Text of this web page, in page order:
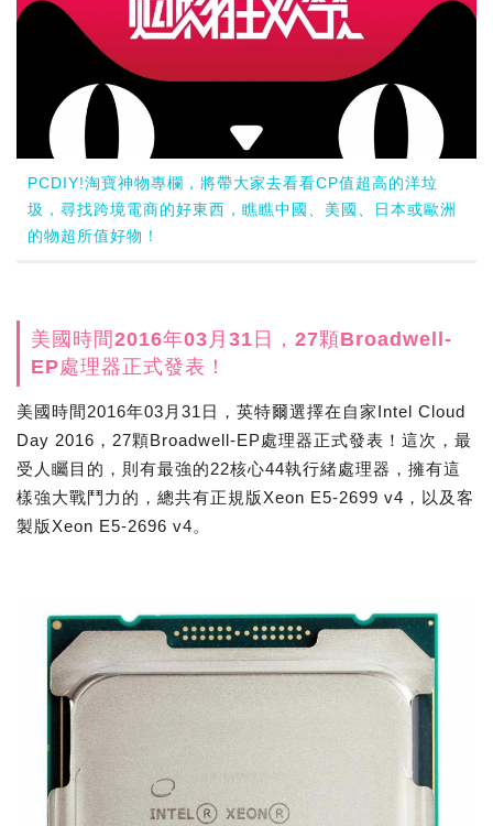
PCDIY!淘寶神物專欄，將帶大家去看看CP值超高的洋垃
圾，尋找跨境電商的好東西，瞧瞧中國、美國、日本或歐洲
的物超所值好物！
美國時間2016年03月31日，27顆Broadwell-
EP處理器正式發表！
美國時間2016年03月31日，英特爾選擇在自家Intel Cloud
Day 2016，27顆Broadwell-EP處理器正式發表！這次，最
受人矚目的，則有最強的22核心44執行緒處理器，擁有這
樣強大戰鬥力的，總共有正規版Xeon E5-2699 v4，以及客
製版Xeon E5-2696 v4。